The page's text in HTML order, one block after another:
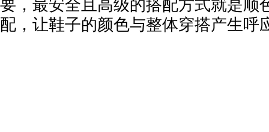
要，最安全且高级的搭配方式就是顺
配，让鞋子的颜色与整体穿搭产生呼